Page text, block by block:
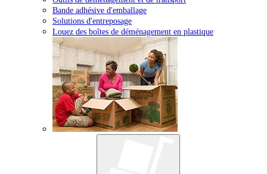
Bande adhésive d'emballage
Solutions d'entreposage
Louez des boîtes de déménagement en plastique